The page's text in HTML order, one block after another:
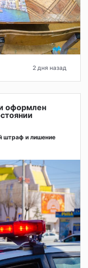
2 дня назад
оформлен
штраф и лишение